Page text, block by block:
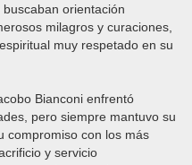
orientación
milagros y curaciones,
muy respetado en su
Bianconi enfrentó
pero siempre mantuvo su
compromiso con los más
y servicio